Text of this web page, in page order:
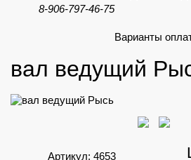
8-906-797-46-75
Варианты
вал ведущий
Артикул: 4653